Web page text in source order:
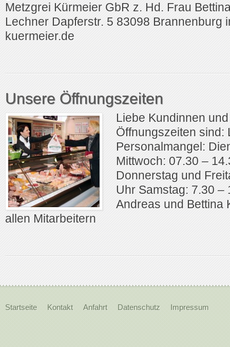
Metzgrei Kürmeier GbR z. Hd. Frau
Lechner Dapferstr. 5 83098 Brannenburg
kuermeier.de
Unsere Öffnungszeiten
Liebe Kundinnen
Öffnungszeiten sind:
Personalmangel:
Mittwoch: 07.30 –
Donnerstag und
Uhr Samstag: 7.30 –
Andreas und Bettina
allen Mitarbeitern
Startseite Kontakt Anfahrt Datenschutz Impressum